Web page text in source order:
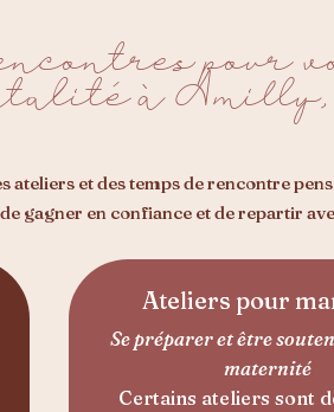
pour
à
ateliers et des temps de rencontre
gagner en confiance et de repartir
Ateliers pour
Se préparer et être
maternité
Certains ateliers sont